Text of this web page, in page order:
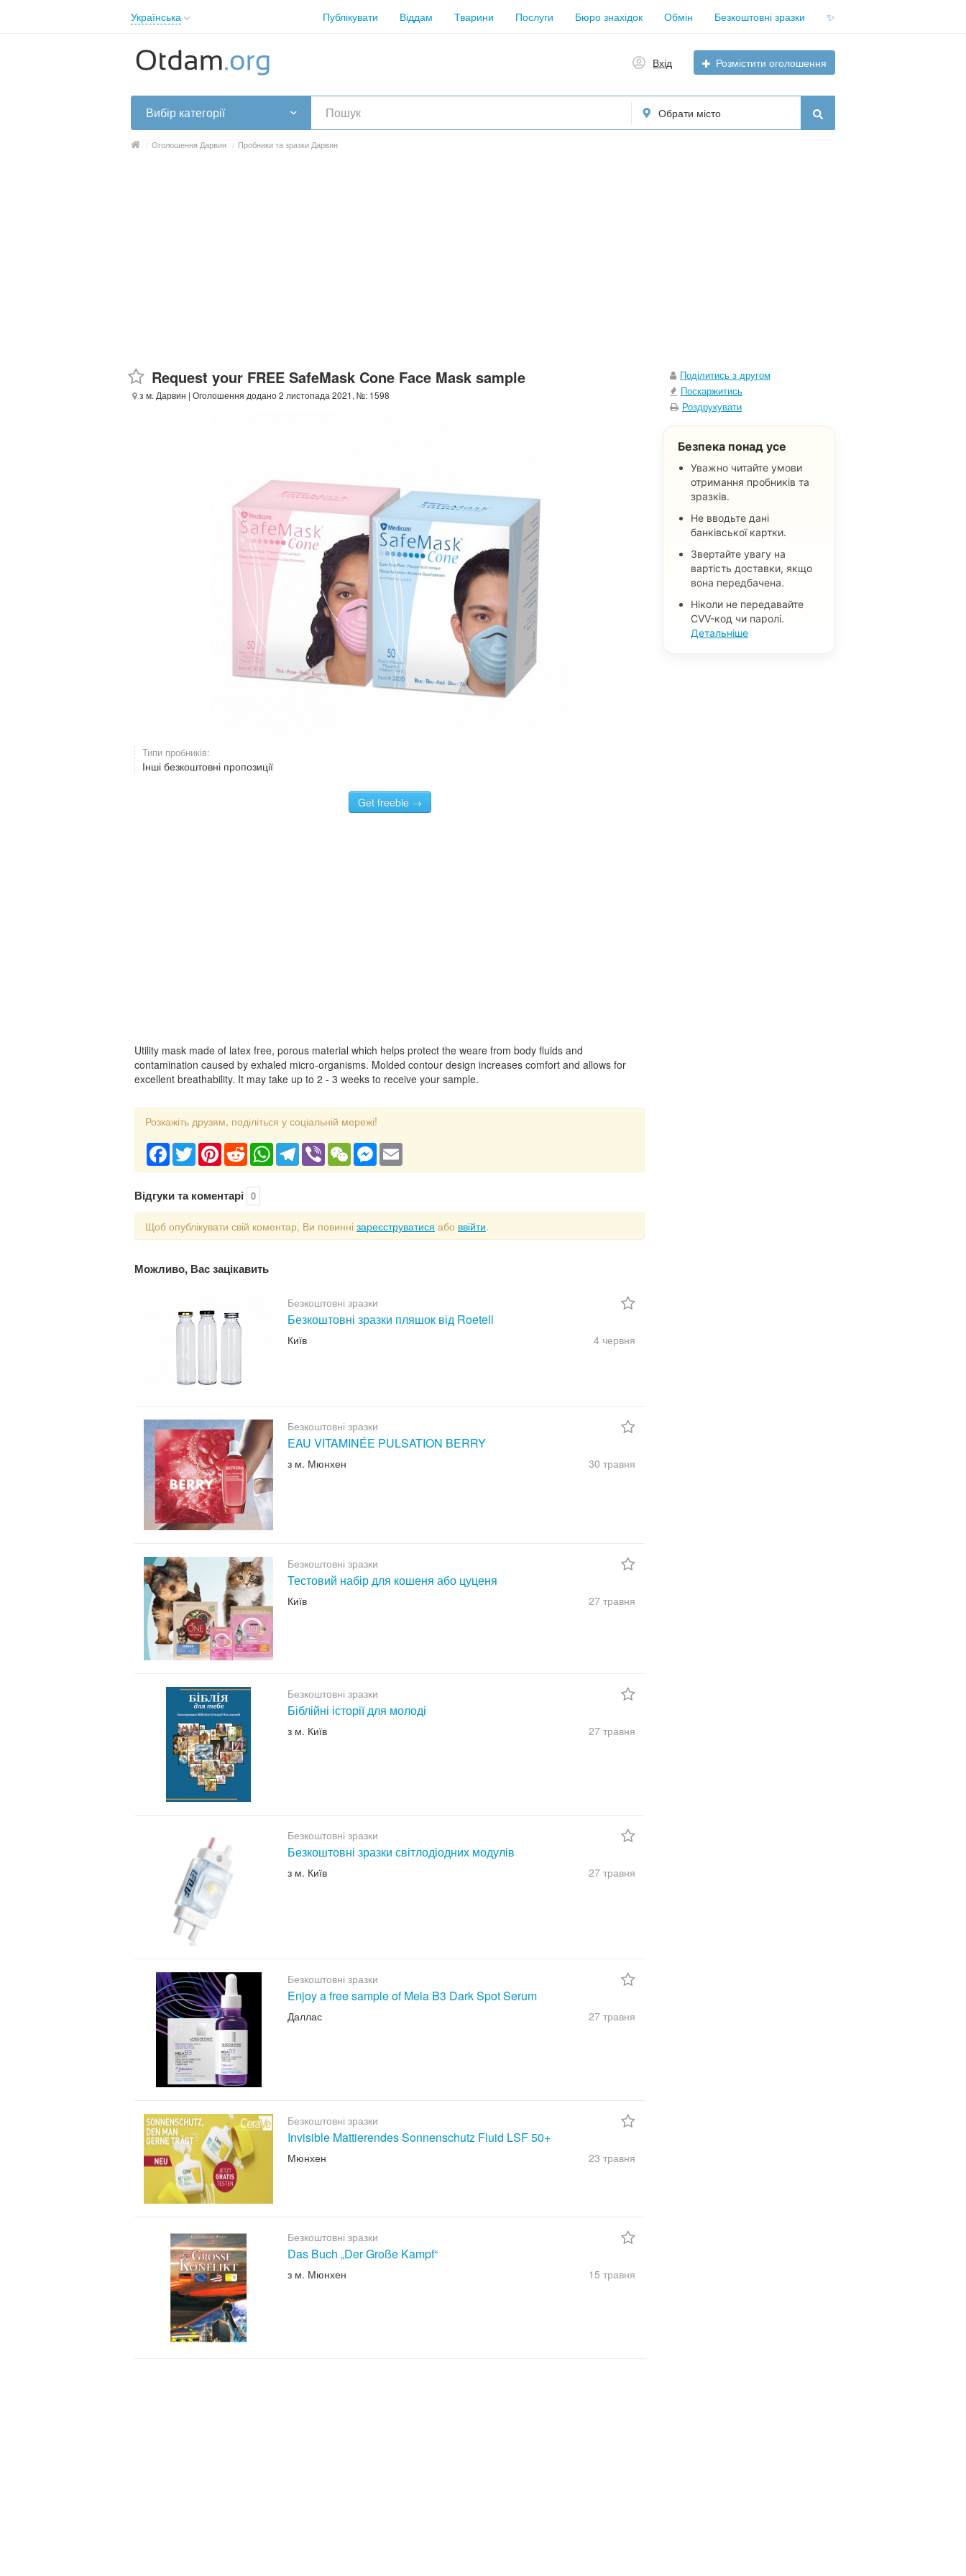
Українська
English
Русский
Українська
Публікувати Віддам Тварини Послуги Бюро знахідок Обмін Безкоштовні зразки ✨
Вхід Розмістити оголошення
Вибір категорії Обрати місто
/ Оголошення Дарвин / Пробники та зразки Дарвин
Request your FREE SafeMask Cone Face Mask sample
з м. Дарвин | Оголошення додано 2 листопада 2021, №: 1598
Типи пробників:
Інші безкоштовні пропозиції
Get freebie →
Utility mask made of latex free, porous material which helps protect the weare from body fluids and
contamination caused by exhaled micro-organisms. Molded contour design increases comfort and allows for
excellent breathability. It may take up to 2 - 3 weeks to receive your sample.
Розкажіть друзям, поділіться у соціальній мережі!
Facebook
TwitterPinterestRedditWhatsAppTelegram
Viber WeChatMessenger
Відгуки та коментарі 0
Щоб опублікувати свій коментар, Ви повинні зареєструватися або ввійти.
Можливо, Вас зацікавить
Безкоштовні зразки
Безкоштовні зразки пляшок від Roetell
Київ 4 червня
Безкоштовні зразки
EAU VITAMINÉE PULSATION BERRY
з м. Мюнхен 30 травня
Безкоштовні зразки
Тестовий набір для кошеня або цуценя
Київ 27 травня
Безкоштовні зразки
Біблійні історії для молоді
з м. Київ 27 травня
Безкоштовні зразки
Безкоштовні зразки світлодіодних модулів
з м. Київ 27 травня
Безкоштовні зразки
Enjoy a free sample of Mela B3 Dark Spot Serum
Даллас 27 травня
Безкоштовні зразки
Invisible Mattierendes Sonnenschutz Fluid LSF 50+
Мюнхен 23 травня
Безкоштовні зразки
Das Buch „Der Große Kampf“
з м. Мюнхен 15 травня
Поділитись з другом
Поскаржитись
Роздрукувати
Безпека понад усе
Уважно читайте умови
отримання пробників та
зразків.
Не вводьте дані
банківської картки.
Звертайте увагу на
вартість доставки, якщо
вона передбачена.
Ніколи не передавайте
CVV-код чи паролі.
Детальніше